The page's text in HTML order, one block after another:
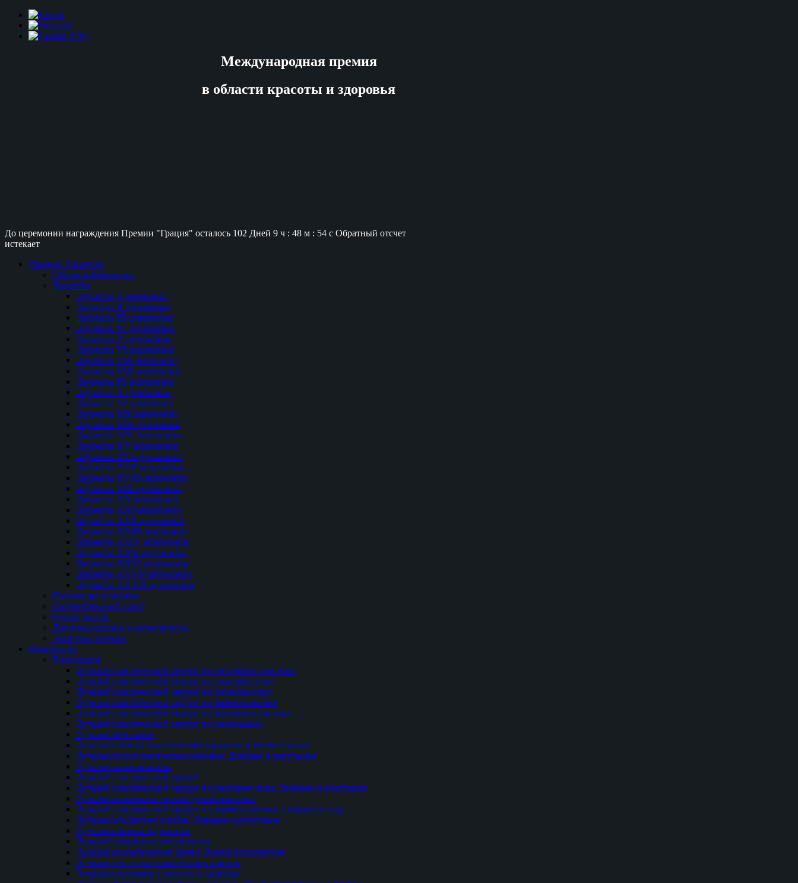
Международная премия
в области красоты и здоровья
До церемонии награждения Премии "Грация" осталось 102 Дней 9 ч : 48 м : 53 с Обратный отсчет
истекает
Премия::Лауреаты
Общая информация
Лауреаты
Лауреаты I церемонии
Лауреаты II церемонии
Лауреаты III церемонии
Лауреаты IV церемонии
Лауреаты V церемонии
Лауреаты VI церемонии
Лауреаты VII церемонии
Лауреаты VIII церемонии
Лауреаты IX церемонии
Лауреаты Х церемонии
Лауреаты XI церемонии
Лауреаты XII церемонии
Лауреаты XIII церемонии
Лауреаты XIV церемонии
Лауреаты XV церемонии
Лауреаты XVI церемонии
Лауреаты XVII церемонии
Лауреаты XVIII церемонии
Лауреаты XIX церемонии
Лауреаты XX церемонии
Лауреаты XXI церемонии
Лауреаты XXII церемонии
Лауреаты XXIII церемонии
Лауреаты XXIV церемонии
Лауреаты XXV церемонии
Лауреаты XXVI церемонии
Лауреаты XXVII церемонии
Лауреаты XXVIII церемонии
Положение о премии
Попечительский совет
Руководители
Дипломы премии и мероприятия
Эксперты премии
Номинанты
Номинации
Лучший пластический хирург по интимной пластике
Лучший пластический хирург по пластике лица
Лучший пластический хирург по ринопластике
Лучший пластический хирург по маммопластике
Лучший пластический хирург по абдоминопластике
Лучший пластический хирург по липосакции
Лучший SPA салон
Лучшая клиника пластической хирургии и косметологии
Лучшая стоматологическая клиника. Доверие и репутация
Лучший салон красоты
Лучший пластический хирург
Лучший пластический хирург по подтяжке лица. Доверие и репутация
Лучший косметолог по контурной пластике
Лучший пластический хирург по маммопластике. Открытие года
Лучшая сеть фитнес клубов. Доверие и репутация
Лучшая клиника подологии
Лучший стоматолог-реставратор
Лучший косметический бренд. Выбор потребителя
Лучшая сеть стоматологических клиник
Лучшая программа о красоте и здоровье